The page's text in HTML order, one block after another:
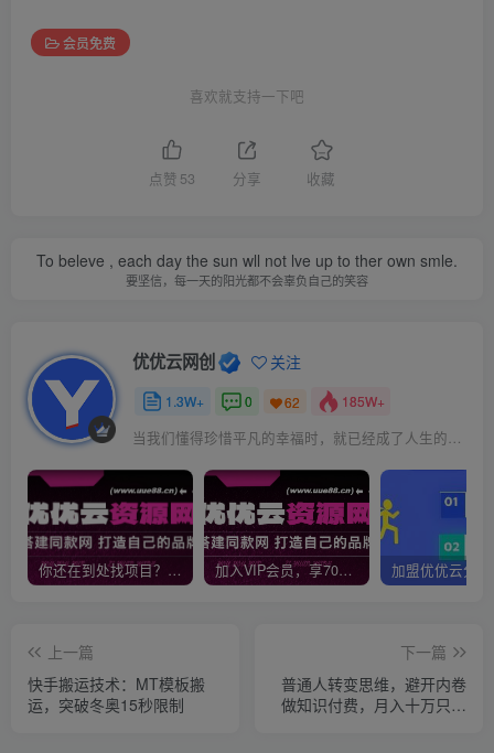
会员免费
喜欢就支持一下吧
点赞 53 分享 收藏
To beleve , each day the sun wll not lve up to ther own smle.
要坚信，每一天的阳光都不会辜负自己的笑容
优优云网创 关注
1.3W+ 0 62 185W+
当我们懂得珍惜平凡的幸福时，就已经成了人生的赢家
你还在到处找项目？还在当韭菜？我靠网创资源站一个月收入5万+，曾经我也是个失败者。 加入VIP会员，享70%的推广提成，免费学习多种网上创业课程，菜鸟秒变大神！
上一篇
快手搬运技术：MT模板搬
运，突破冬奥15秒限制
下一篇
普通人转变思维，避开内卷
做知识付费，月入十万只是